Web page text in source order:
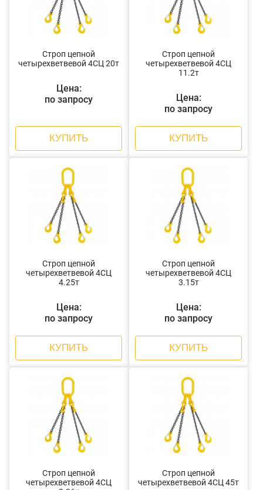
Строп цепной
четырехветвевой 4СЦ 20т
Цена:
по запросу
КУПИТЬ
Строп цепной
четырехветвевой 4СЦ
11.2т
Цена:
по запросу
КУПИТЬ
Строп цепной
четырехветвевой 4СЦ
4.25т
Цена:
по запросу
КУПИТЬ
Строп цепной
четырехветвевой 4СЦ
3.15т
Цена:
по запросу
КУПИТЬ
Строп цепной
четырехветвевой 4СЦ
Строп цепной
четырехветвевой 4СЦ 45т